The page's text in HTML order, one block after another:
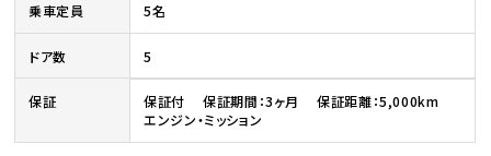
乗車定員 5名
ドア数 5
保証
保証付 保証期間：3ヶ月 保証距離：5,000km
エンジン・ミッション